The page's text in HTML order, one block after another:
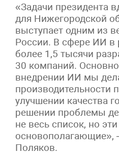
«Задачи президента
для Нижегородской
выступает одним из
России. В сфере ИИ в
более 1,5 тысячи
30 компаний.
внедрении ИИ мы
производительности
улучшении качества
решении проблемы
не весь список, но
основополагающие»,
Поляков.